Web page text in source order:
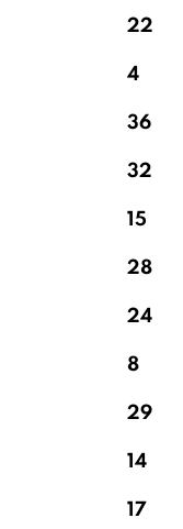
22
4
36
32
15
28
24
8
29
14
17